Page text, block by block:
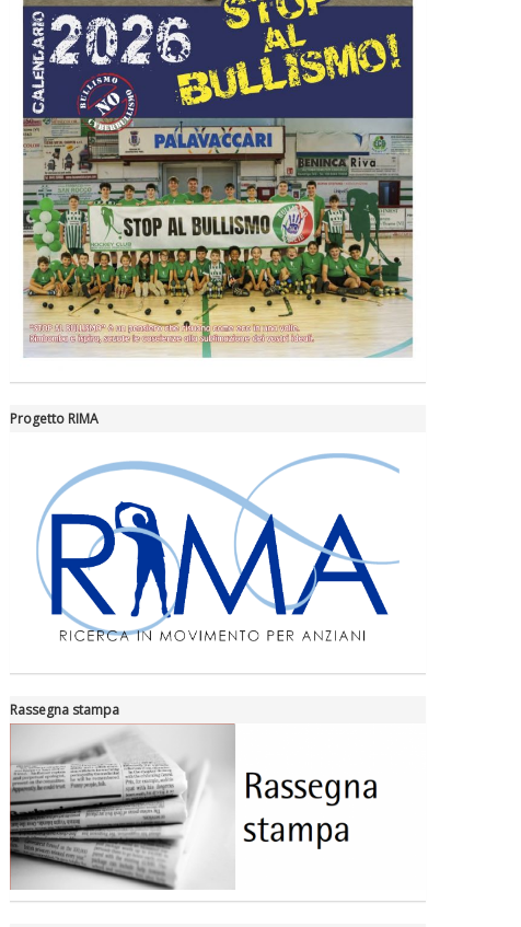
Progetto RIMA
Rassegna stampa